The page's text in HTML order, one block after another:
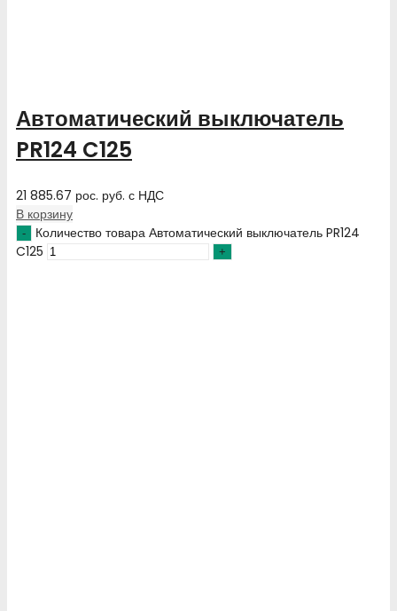
Автоматический выключатель
PR124 C125
21 885.67 рос. руб. с НДС
В корзину
Количество товара Автоматический выключатель PR124
C125